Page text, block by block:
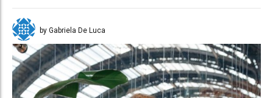
by Gabriela De Luca